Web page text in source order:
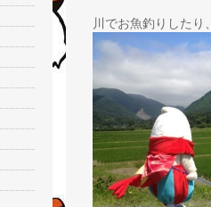
川でお魚釣りしたり、